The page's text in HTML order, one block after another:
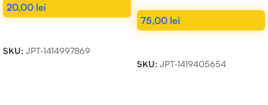
20,00 lei
SKU: JPT-1414997869
75,00 lei
SKU: JPT-1419405654